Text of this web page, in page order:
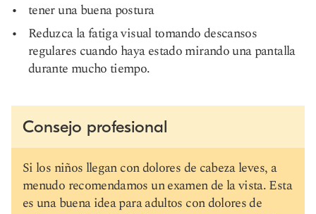
tener una buena postura
Reduzca la fatiga visual tomando descansos
regulares cuando haya estado mirando una pantalla
durante mucho tiempo.
Consejo profesional
Si los niños llegan con dolores de cabeza leves, a
menudo recomendamos un examen de la vista. Esta
es una buena idea para adultos con dolores de